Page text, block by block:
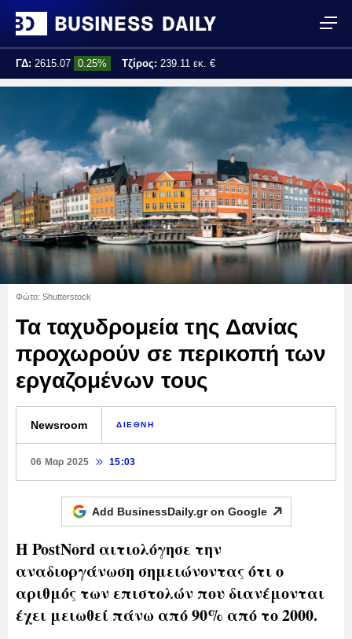
ΓΔ: 2615.07 0.25% Τζίρος: 239.11 εκ. €
Φώτο: Shutterstock
Τα ταχυδρομεία της Δανίας
προχωρούν σε περικοπή των
εργαζομένων τους
Newsroom ΔΙΕΘΝΗ
06 Μαρ 2025 15:03
Add BusinessDaily.gr on Google
Η PostNord αιτιολόγησε την
αναδιοργάνωση σημειώνοντας ότι ο
αριθμός των επιστολών που διανέμονται
έχει μειωθεί πάνω από 90% από το 2000.